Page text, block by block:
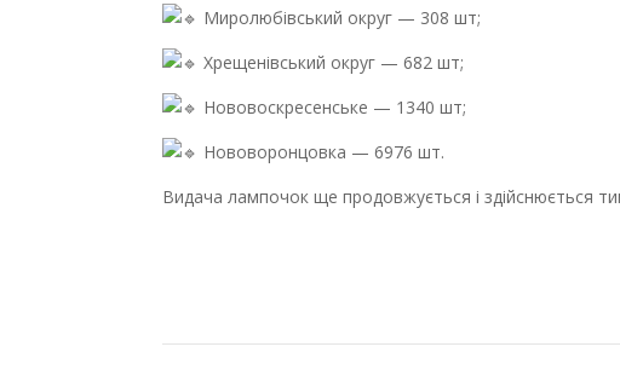
Миролюбівський округ — 308 шт;
Хрещенівський округ — 682 шт;
Нововоскресенське — 1340 шт;
Нововоронцовка — 6976 шт.
Видача лампочок ще продовжується і здійснюється